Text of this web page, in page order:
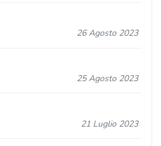
26 Agosto 2023
25 Agosto 2023
21 Luglio 2023